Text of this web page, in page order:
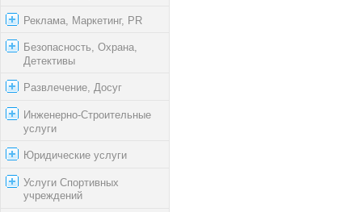
Реклама, Маркетинг, PR
Безопасность, Охрана,
Детективы
Развлечение, Досуг
Инженерно-Строительные
услуги
Юридические услуги
Услуги Спортивных
учреждений